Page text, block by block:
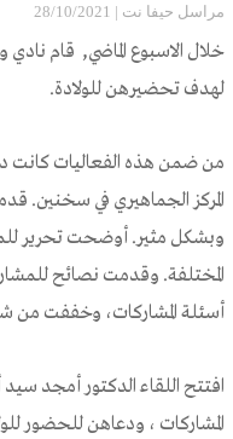
مراسل حيفا نت | 28/10/2021
خلال الاسبوع الماضي, قام
لهدف تحضيرهن للولادة.
من ضمن هذه الفعاليات كانت
المركز الجماهيري في سخنين.
وبشكل مثير. أوضحت تحرير
المختلفة. وقدمت نصائح
أسئلة المشاركات، وخففت
افتتح اللقاء الدكتور أمجد
المشاركات ، ودعاهن للحضور